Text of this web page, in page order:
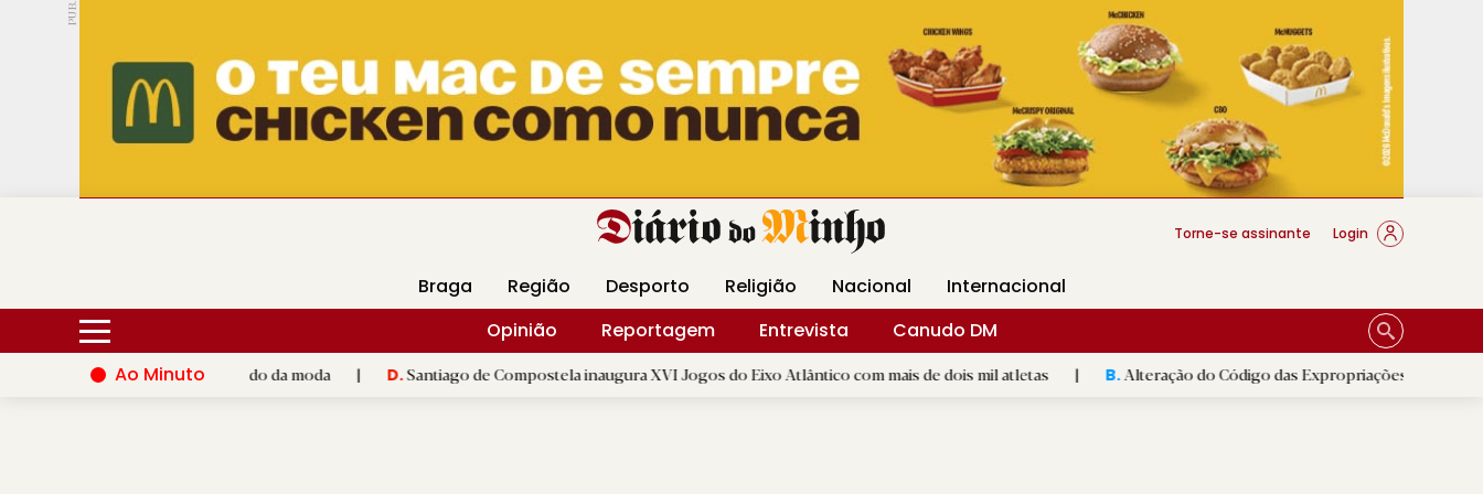
PUB.
Hoje 17ºC 24ºC DMtv Revista Minha Gráfica DM Livraria DM Arquidiocese Braga
Torne-se assinante Login
Braga Região Desporto Religião Nacional
Internacional
Opinião
Reportagem Entrevista
Canudo DM
Ao Minuto
e à inovação do mundo da moda | D.Santiago de Compostela inaugura XVI Jogos do Eixo Atlântico com mais de dois mil atletas | B.Alteração do Código das Expropriações pode ajudar